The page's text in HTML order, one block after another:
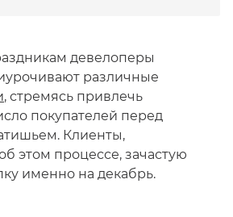
девелоперы
различные
, стремясь привлечь
покупателей перед
Клиенты,
этом процессе, зачастую
именно на декабрь.